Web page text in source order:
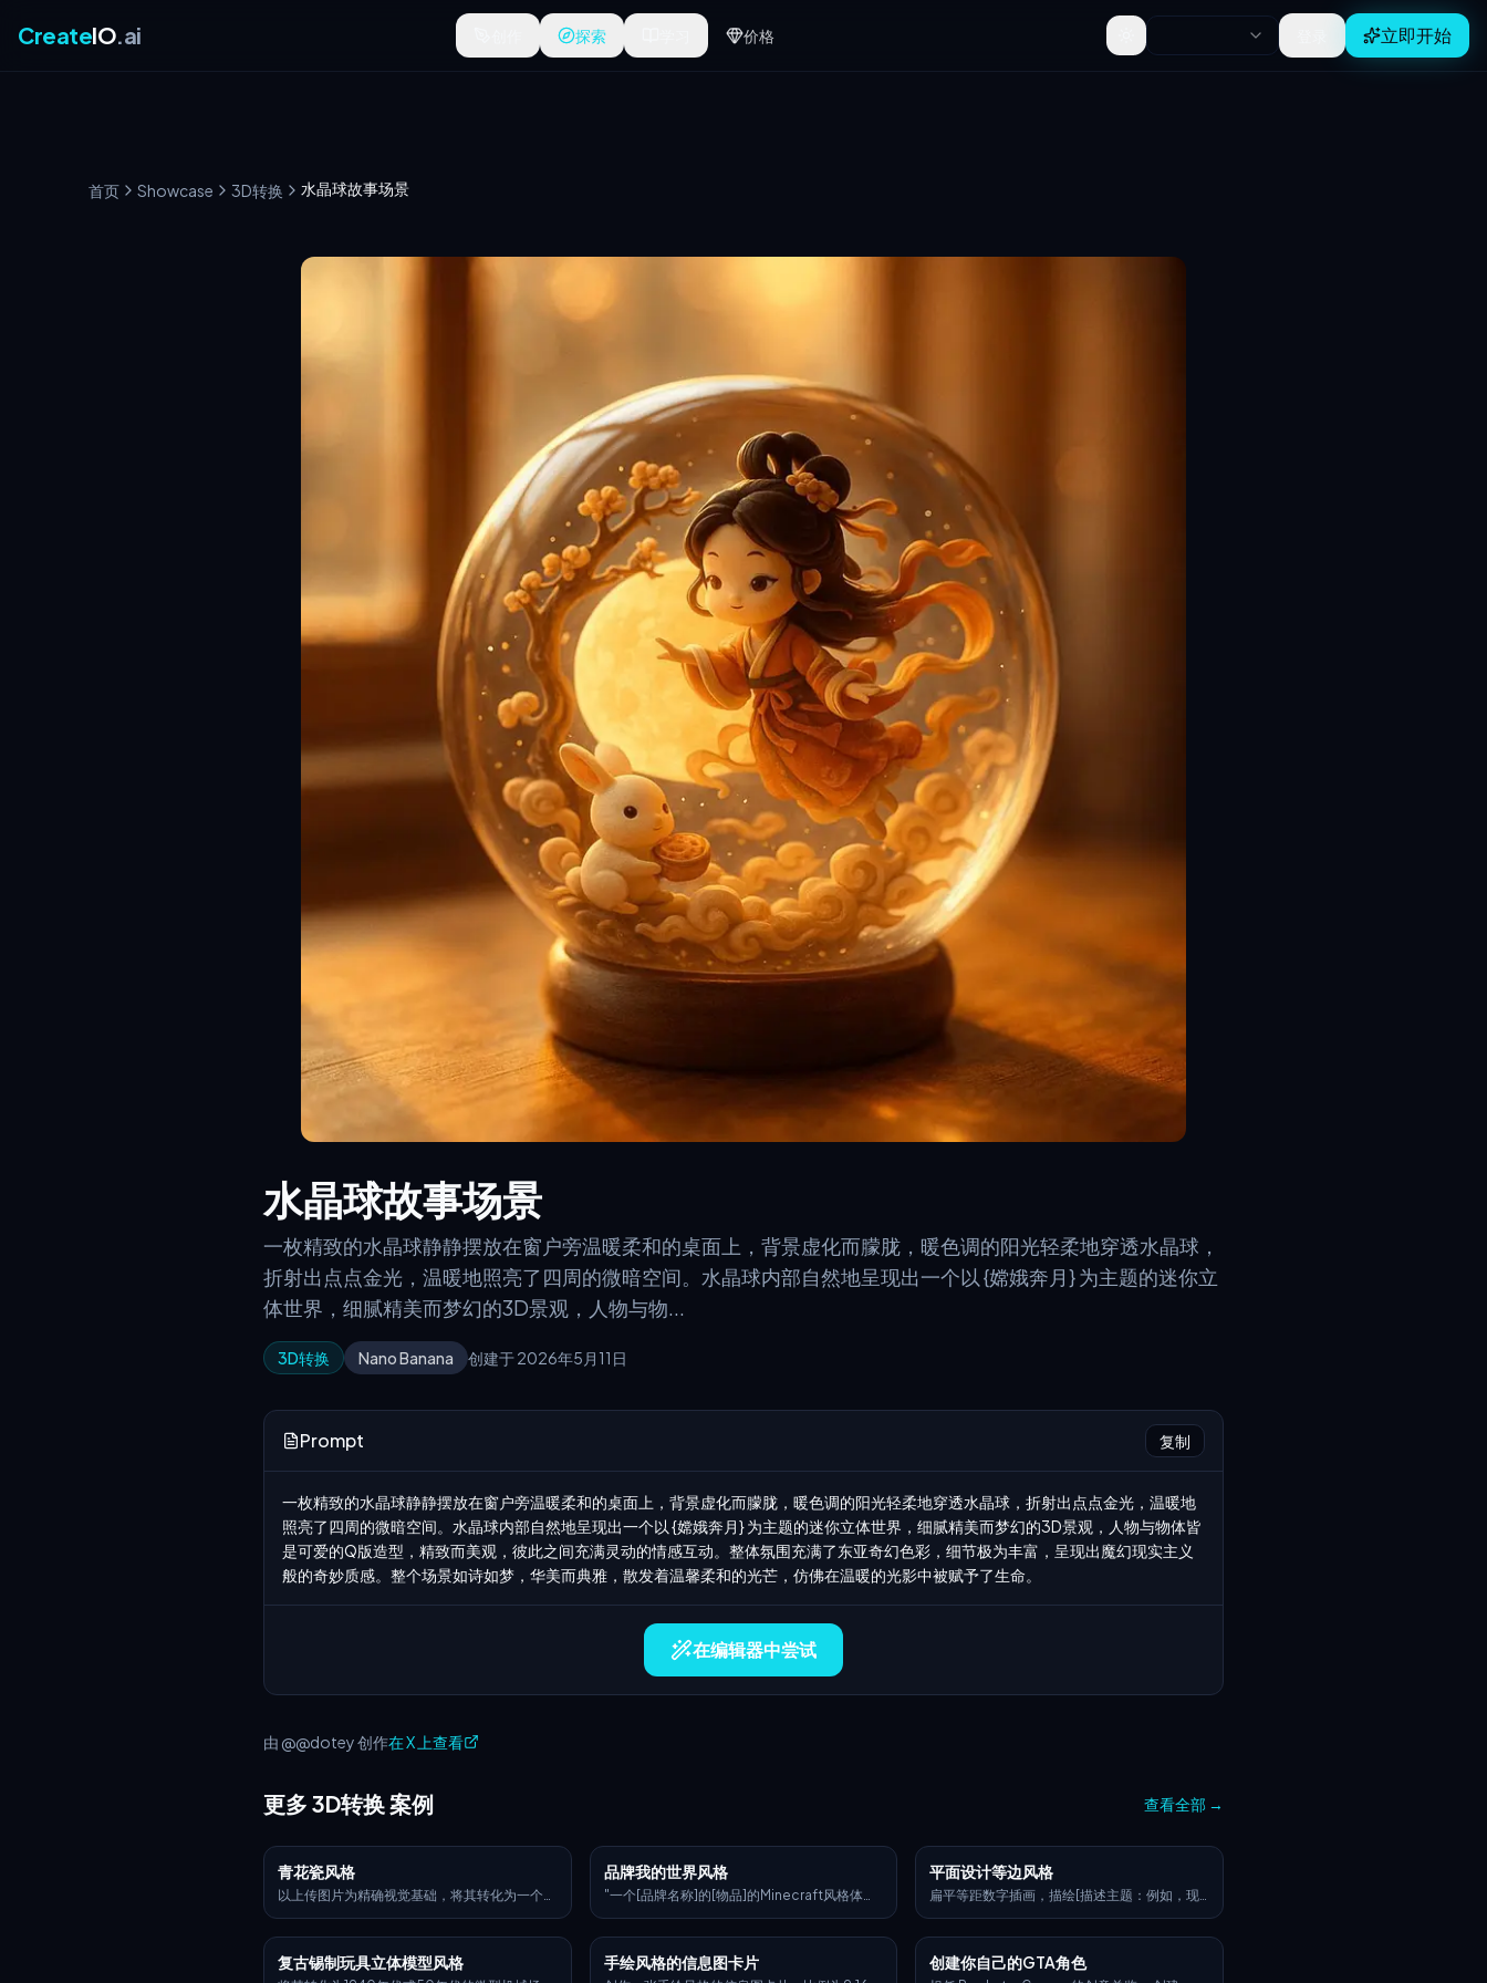
CreateIO.ai 探索 价格 Toggle theme 立即开始
首页 Showcase 3D转换 水晶球故事场景
水晶球故事场景
一枚精致的水晶球静静摆放在窗户旁温暖柔和的桌面上，背景虚化而朦胧，暖色调的阳光轻柔地穿透水晶球，
折射出点点金光，温暖地照亮了四周的微暗空间。水晶球内部自然地呈现出一个以 {嫦娥奔月} 为主题的迷你立
体世界，细腻精美而梦幻的3D景观，人物与物...
3D转换 Nano Banana 创建于 2026年5月11日
Prompt 复制
一枚精致的水晶球静静摆放在窗户旁温暖柔和的桌面上，背景虚化而朦胧，暖色调的阳光轻柔地穿透水晶球，折射出点点金光，温暖地
照亮了四周的微暗空间。水晶球内部自然地呈现出一个以 {嫦娥奔月} 为主题的迷你立体世界，细腻精美而梦幻的3D景观，人物与物体皆
是可爱的Q版造型，精致而美观，彼此之间充满灵动的情感互动。整体氛围充满了东亚奇幻色彩，细节极为丰富，呈现出魔幻现实主义
般的奇妙质感。整个场景如诗如梦，华美而典雅，散发着温馨柔和的光芒，仿佛在温暖的光影中被赋予了生命。
在编辑器中尝试
由 @@dotey 创作在 X 上查看
更多 3D转换 案例 查看全部 →
青花瓷风格
以上传图片为精确视觉基础，将其转化为一个超
加鲜艳的钴蓝色、绿松石色和大胆的红色花卉图
品牌我的世界风格
"一个[品牌名称]的[物品]的Minecraft风格体素
率，俏皮且富有创意的诠释"
平面设计等边风格
扁平等距数字插画，描绘[描述主题：例如，现
色背景或浅色渐变。风格类似于现代矢量信息图
复古锡制玩具立体模型风格 手绘风格的信息图卡片 创建你自己的GTA角色